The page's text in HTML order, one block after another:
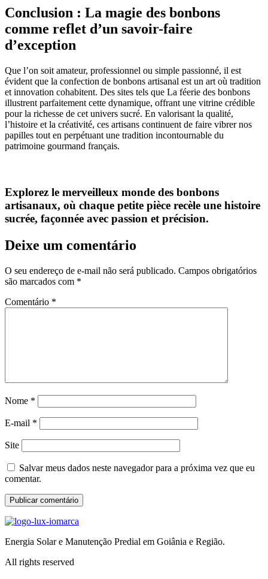
Conclusion : La magie des bonbons
comme reflet d’un savoir-faire
d’exception
Que l’on soit amateur, professionnel ou simple passionné, il est
évident que la confection de bonbons artisanal est un art où tradition
et innovation cohabitent. Des sites tels que La féerie des bonbons
illustrent parfaitement cette dynamique, offrant une vitrine crédible
pour la richesse de cet univers sucré. En valorisant la qualité,
l’histoire et la créativité, ces artisans continuent de faire vibrer nos
papilles tout en perpétuant une tradition incontournable du
patrimoine gourmand français.
Explorez le merveilleux monde des bonbons
artisanaux, où chaque petite pièce recèle une histoire
sucrée, façonnée avec passion et précision.
Deixe um comentário
O seu endereço de e-mail não será publicado. Campos obrigatórios
são marcados com *
Comentário *
Nome *
E-mail *
Site
Salvar meus dados neste navegador para a próxima vez que eu
comentar.
Energia Solar e Manutenção Predial em Goiânia e Região.
All rights reserved